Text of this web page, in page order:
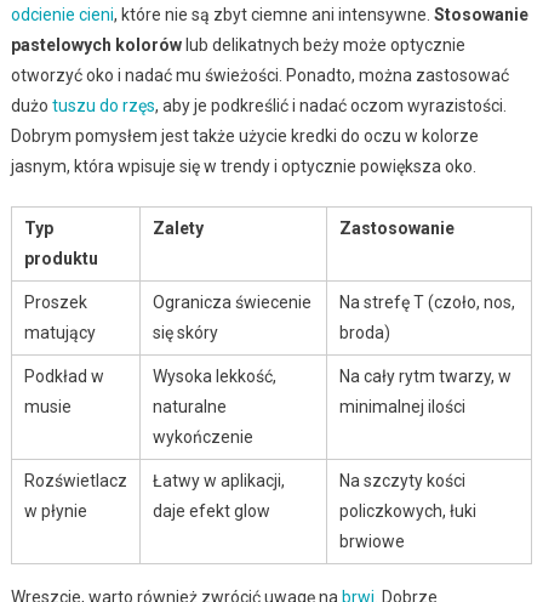
odcienie cieni, które nie są zbyt ciemne ani intensywne. Stosowanie
pastelowych kolorówlub delikatnych beży może optycznie
otworzyć oko i nadać mu świeżości. Ponadto, można zastosować
dużo tuszu do rzęs, aby je podkreślić i nadać oczom wyrazistości.
Dobrym pomysłem jest także użycie kredki do oczu w kolorze
jasnym, która wpisuje się w trendy i optycznie powiększa oko.
Typ
produktu
Zalety Zastosowanie
Proszek
matujący
Ogranicza świecenie
się skóry
Na strefę T (czoło, nos,
broda)
Podkład w
musie
Wysoka lekkość,
naturalne
wykończenie
Na cały rytm twarzy, w
minimalnej ilości
Rozświetlacz
w płynie
Łatwy w aplikacji,
daje efekt glow
Na szczyty kości
policzkowych, łuki
brwiowe
Wreszcie, warto również zwrócić uwagę na brwi . Dobrze